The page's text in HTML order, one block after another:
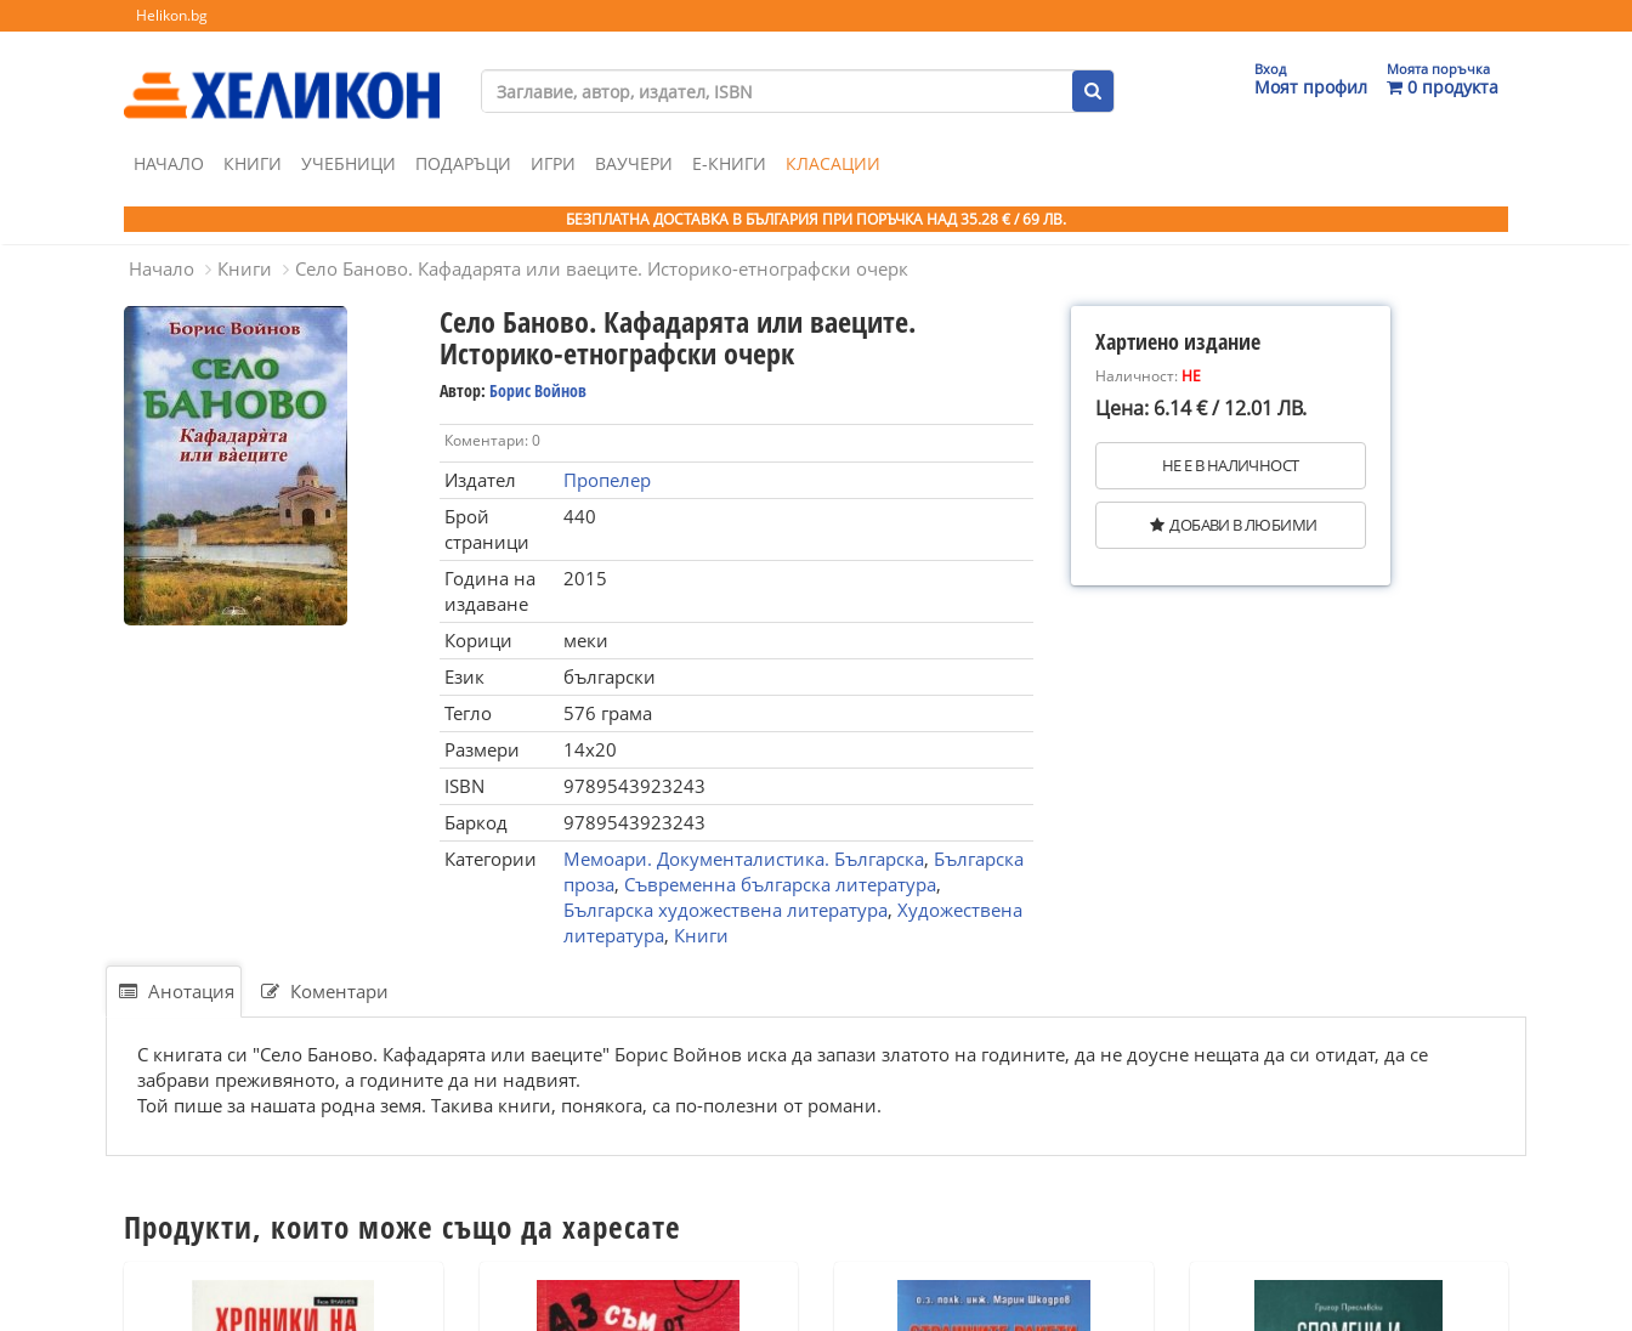
Helikon.bg
Вход
Моят профил
Моята поръчка
0 продукта
НАЧАЛО КНИГИ УЧЕБНИЦИ ПОДАРЪЦИ ИГРИ ВАУЧЕРИ Е-КНИГИ КЛАСАЦИИ
БЕЗПЛАТНА ДОСТАВКА В БЪЛГАРИЯ ПРИ ПОРЪЧКА НАД 35.28 € / 69 ЛВ.
Начало Книги Село Баново. Кафадарята или ваеците. Историко-етнографски очерк
Село Баново. Кафадарята или ваеците.
Историко-етнографски очерк
Автор: Борис Войнов
Коментари: 0
Издател
Пропелер
Брой
страници
440
Година на
издаване
2015
Корици
меки
Език
български
Тегло
576 грама
Размери
14x20
ISBN
9789543923243
Баркод
9789543923243
Категории
Мемоари. Документалистика. Българска, Българска
проза, Съвременна българска литература,
Българска художествена литература, Художествена
литература, Книги
Хартиено издание
Наличност: НЕ
Цена: 6.14 € / 12.01 ЛВ.
НЕ Е В НАЛИЧНОСТ
ДОБАВИ В ЛЮБИМИ
Анотация Коментари
С книгата си "Село Баново. Кафадарята или ваеците" Борис Войнов иска да запази златото на годините, да не доусне нещата да си отидат, да се
забрави преживяното, а годините да ни надвият.
Той пише за нашата родна земя. Такива книги, понякога, са по-полезни от романи.
Продукти, които може също да харесате